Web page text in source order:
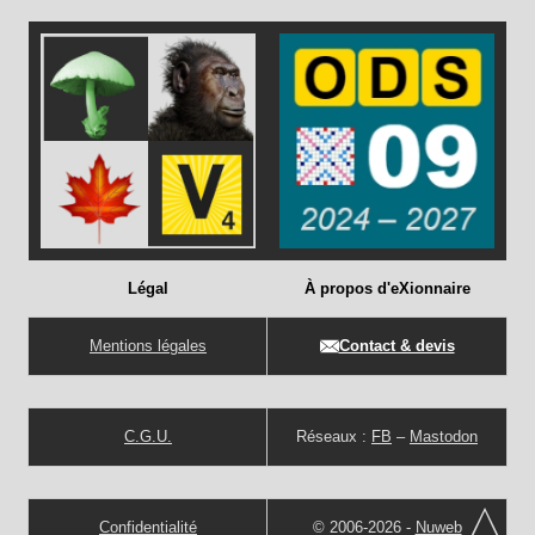
Légal
Mentions légales
C.G.U.
Confidentialité
À propos d'eXionnaire
Contact & devis
Réseaux : FB – Mastodon
© 2006-2026 - Nuweb